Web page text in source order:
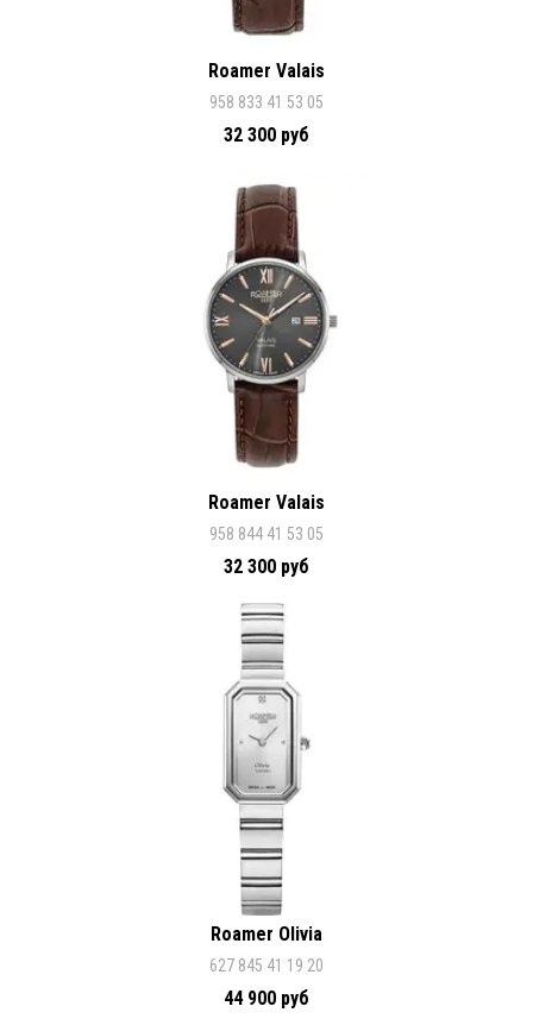
Roamer Valais
958 833 41 53 05
32 300 руб
Roamer Valais
958 844 41 53 05
32 300 руб
Roamer Olivia
627 845 41 19 20
44 900 руб